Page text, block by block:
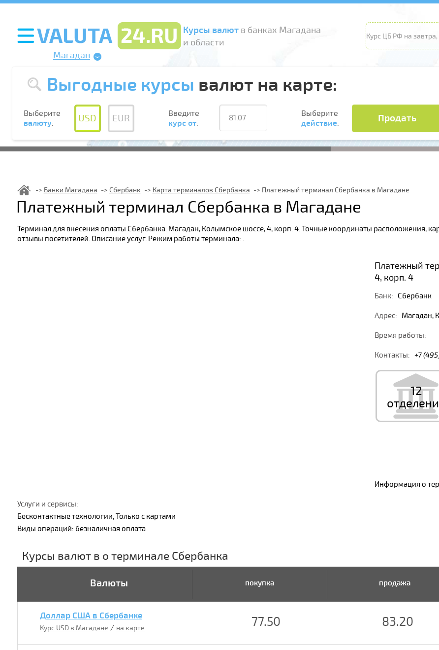
Курсы валютв банках Магадана
и области
Магадан
Курс ЦБ РФ на завтра,
Выгодные курсы валют на карте:
Выберите
валюту: USD EUR
Введите
курс от:
Выберите
действие: Продать
Банки Магадана Сбербанк Карта терминалов Сбербанка Платежный терминал Сбербанка в Магадане
Платежный терминал Сбербанка в Магадане
Терминал для внесения оплаты Сбербанка. Магадан, Колымское шоссе, 4, корп. 4. Точные координаты расположения,
отзывы посетителей. Описание услуг. Режим работы терминала: .
Платежный
4, корп. 4
Банк: Сбербанк
Адрес: Магадан,
Время работы:
Контакты: +7
12
Информация о
Услуги и сервисы:
Бесконтактные технологии, Только с картами
Виды операций: безналичная оплата
Курсы валют в о терминале Сбербанка
Валюты покупка продажа
Доллар США в Сбербанке
Курс USD в Магадане / на карте 77.50 83.20